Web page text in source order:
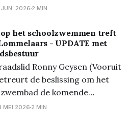
af met een spaarpot van
voor 25 miljoen euro
bevestigt
financieel gezond is
JUN. 2026 2 MIN
het schoolzwemmen treft
- UPDATE met
Ronny Geysen (Vooruit
de beslissing om het
de komende
om 10 uur te openen. Die
MEI 2026 2 MIN